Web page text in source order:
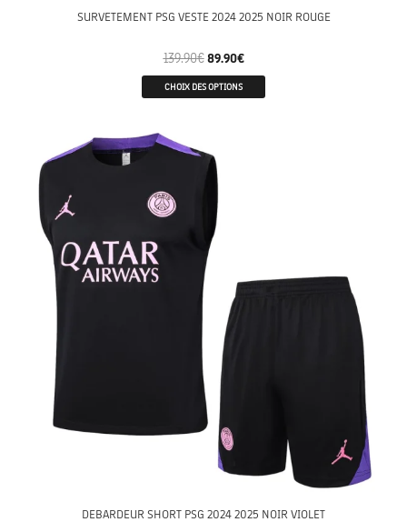
SURVETEMENT PSG VESTE 2024 2025 NOIR ROUGE
139.90€ 89.90€
CHOIX DES OPTIONS
DEBARDEUR SHORT PSG 2024 2025 NOIR VIOLET